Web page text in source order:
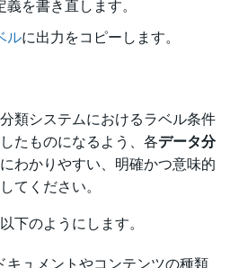
を書き直します。
ルに出力をコピーします。
類システムにおけるラベル条件
たものになるよう、各データ分
わかりやすい、明確かつ意味的
てください。
下のようにします。
キュメントやコンテンツの種類